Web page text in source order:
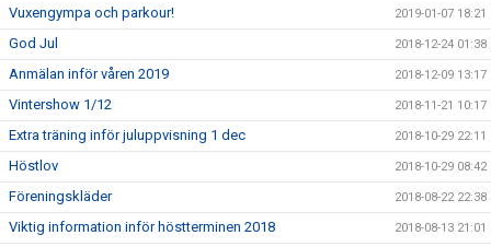
Vuxengympa och parkour! 2019-01-07 18:21
God Jul 2018-12-24 01:38
Anmälan inför våren 2019 2018-12-09 13:17
Vintershow 1/12 2018-11-21 10:17
Extra träning inför juluppvisning 1 dec 2018-10-29 22:11
Höstlov 2018-10-29 08:42
Föreningskläder 2018-08-22 22:38
Viktig information inför höstterminen 2018 2018-08-13 21:01